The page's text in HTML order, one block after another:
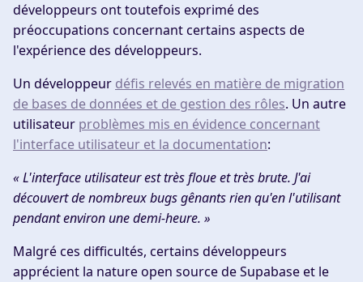
développeurs ont toutefois exprimé des
préoccupations concernant certains aspects de
l'expérience des développeurs.
Un développeur défis relevés en matière de migration
de bases de données et de gestion des rôles. Un autre
utilisateur problèmes mis en évidence concernant
l'interface utilisateur et la documentation:
« L'interface utilisateur est très floue et très brute. J'ai
découvert de nombreux bugs gênants rien qu'en l'utilisant
pendant environ une demi-heure. »
Malgré ces difficultés, certains développeurs
apprécient la nature open source de Supabase et le